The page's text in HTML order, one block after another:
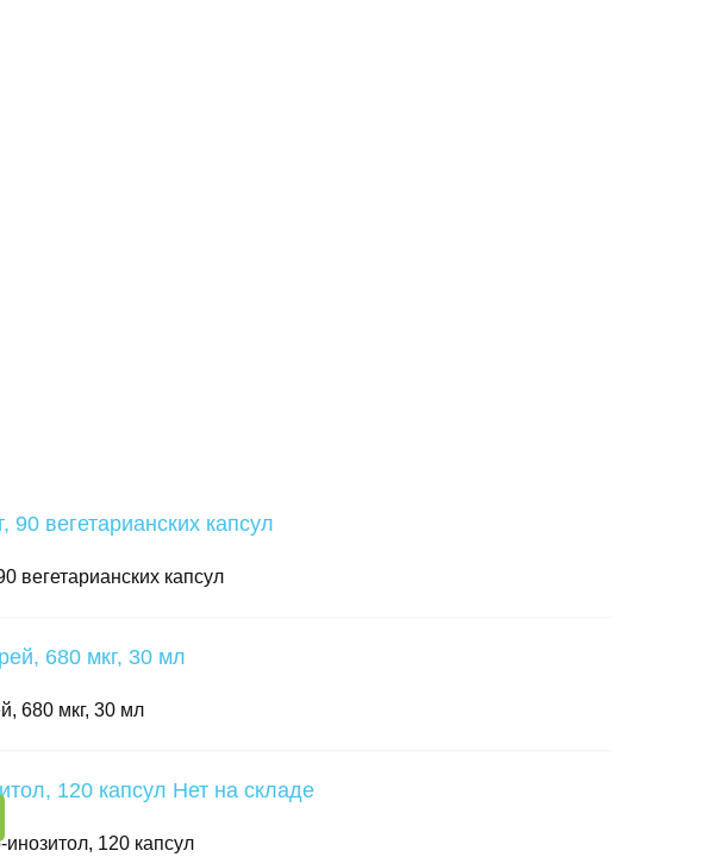
вегетарианских капсул
680 мкг, 30 мл
Нет на складе
120 капсул